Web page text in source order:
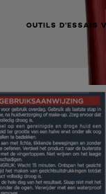
OUTILS D’ESSAIS